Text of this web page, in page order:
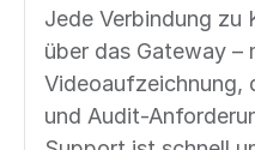
Jede Verbindung zu
über das Gateway –
Videoaufzeichnung,
und Audit-